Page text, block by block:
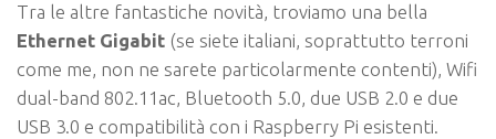
Tra le altre fantastiche novità, troviamo una bella
Ethernet Gigabit (se siete italiani, soprattutto terroni
come me, non ne sarete particolarmente contenti), Wifi
dual-band 802.11ac, Bluetooth 5.0, due USB 2.0 e due
USB 3.0 e compatibilità con i Raspberry Pi esistenti.